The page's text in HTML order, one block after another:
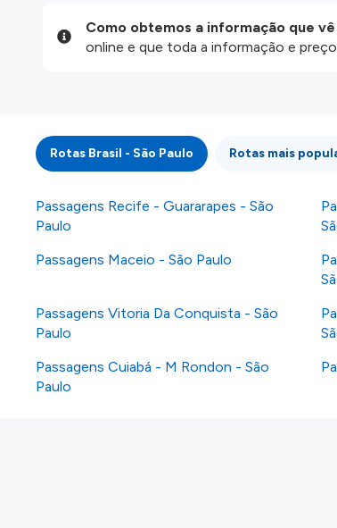
Como obtemos a informação que
online e que toda a informação e
Rotas Brasil - São Paulo Rotas mais
Passagens Recife - Guararapes - São
Paulo
Passagens Maceio - São Paulo
Passagens Vitoria Da Conquista - São
Paulo
Passagens Cuiabá - M Rondon - São
Paulo